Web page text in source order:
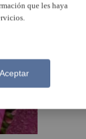
que les haya
Aceptar